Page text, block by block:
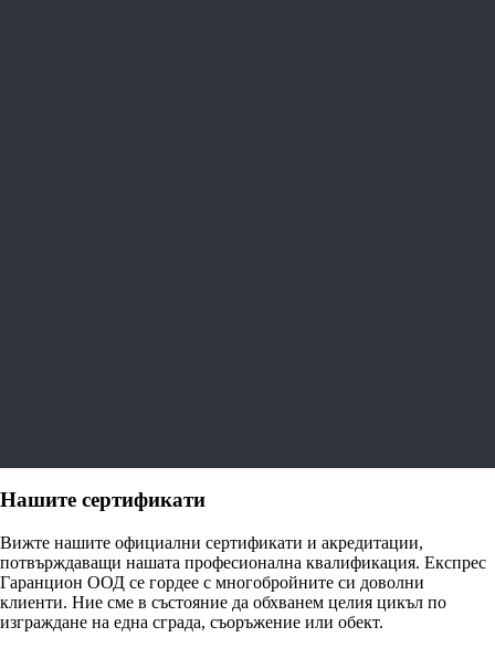
Нашите сертификати
Вижте нашите официални сертификати и акредитации,
потвърждаващи нашата професионална квалификация. Експрес
Гаранцион ООД се гордее с многобройните си доволни
клиенти. Ние сме в състояние да обхванем целия цикъл по
изграждане на една сграда, съоръжение или обект.